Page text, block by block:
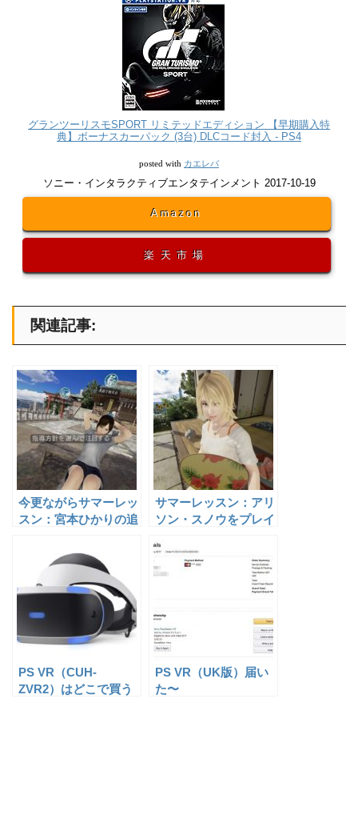
グランツーリスモSPORT リミテッドエディション 【早期購入特
典】ボーナスカーパック (3台) DLCコード封入 - PS4
posted with カエレバ
ソニー・インタラクティブエンタテインメント 2017-10-19
Amazon
楽天市場
関連記事:
今更ながらサマーレッ
スン：宮本ひかりの追
サマーレッスン：アリ
ソン・スノウをプレイ
PS VR（CUH-
ZVR2）はどこで買う
PS VR（UK版）届い
た〜